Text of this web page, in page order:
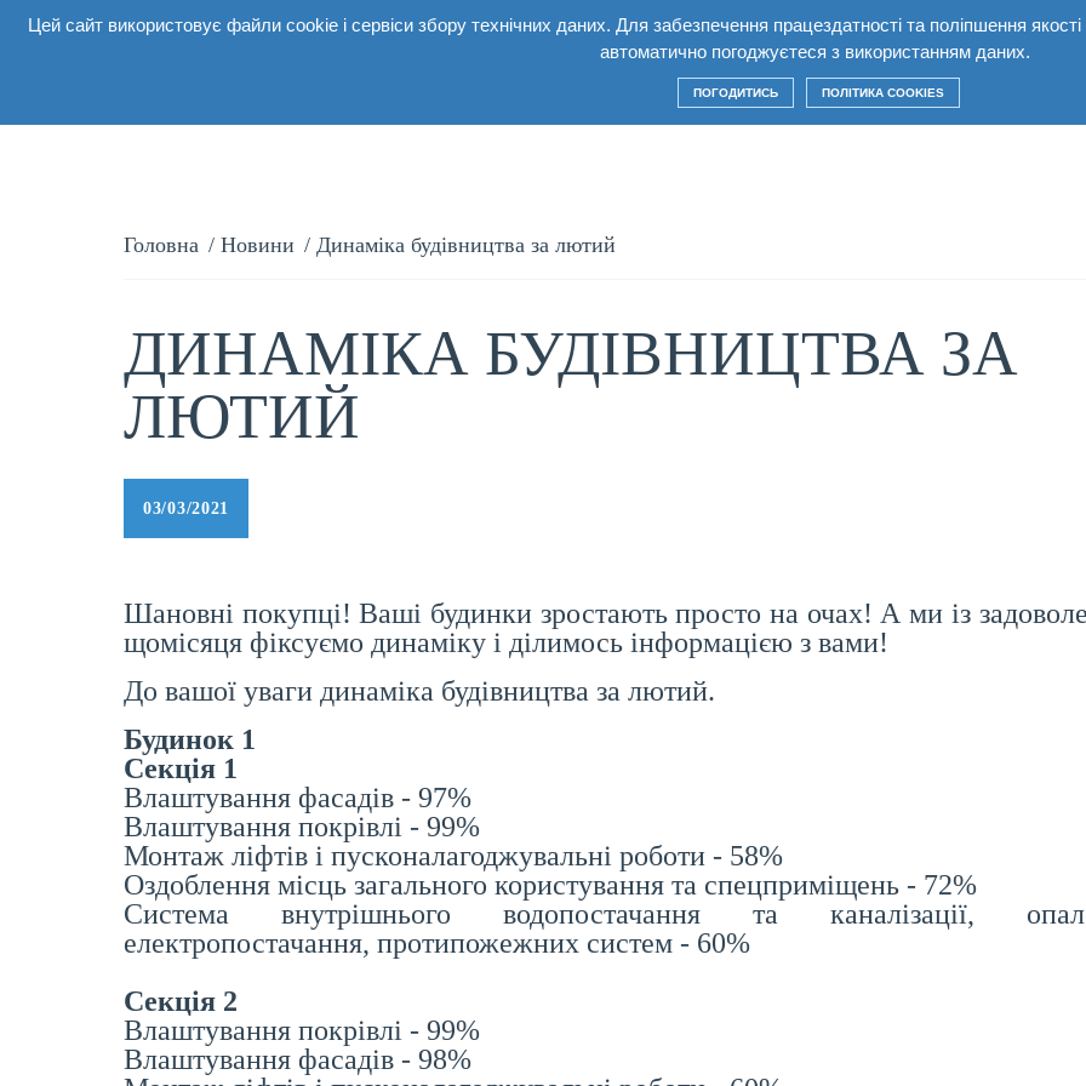
Цей сайт використовує файли cookie і сервіси збору технічних даних. Для забезпечення працездатності та поліпшення
автоматично погоджуєтеся з використанням даних.
ПОГОДИТИСЬ ПОЛІТИКА COOKIES
Про комплекс Квартири Умови Будівництво
Головна / Новини / Динаміка будівництва за лютий
ДИНАМІКА БУДІВНИЦТВА ЗА
ЛЮТИЙ
03/03/2021
Шановні покупці! Ваші будинки зростають просто на очах! А ми із
щомісяця фіксуємо динаміку і ділимось інформацією з вами!
До вашої уваги динаміка будівництва за лютий.
Будинок 1
Секція 1
Влаштування фасадів - 97%
Влаштування покрівлі - 99%
Монтаж ліфтів і пусконалагоджувальні роботи - 58%
Оздоблення місць загального користування та спецприміщень - 72%
Система внутрішнього водопостачання та каналізації,
електропостачання, протипожежних систем - 60%
Секція 2
Влаштування покрівлі - 99%
Влаштування фасадів - 98%